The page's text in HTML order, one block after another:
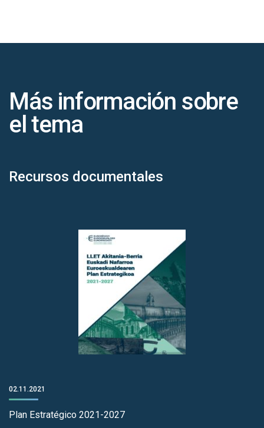
Más información sobre
el tema
Recursos documentales
02.11.2021
Plan Estratégico 2021-2027